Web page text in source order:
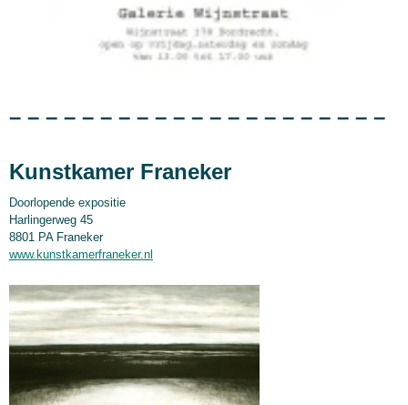
– – – – – – – – – – – – – – – – – – – – –
Kunstkamer Franeker
Doorlopende expositie
Harlingerweg 45
8801 PA Franeker
www.kunstkamerfraneker.nl